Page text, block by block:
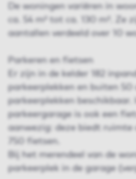
De woningen variëren in
ca. 54 m² tot ca. 130 m². Ze
aantallen verdeeld over 10
Parkeren en fietsen
Er zijn in de kelder 182
parkeerplekken en buiten 50
parkeerplekken beschikbaar.
parkeergarage is ook een
aanwezig: deze biedt ruimte
750 fietsen.
Bij het merendeel van de
parkeerplek in de garage